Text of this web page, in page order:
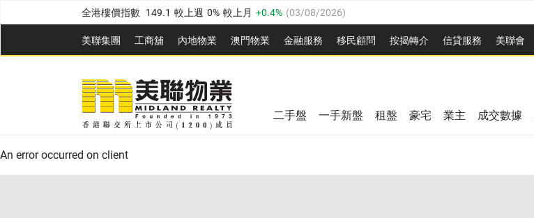
全港樓價指數 149.1 較上週 0% 較上月 0.4% (03/08/2026)
港島樓價指數 157.4 較上週 -0.3% 較上月 -0.8% (03/08/2026)
九龍樓價指數 156.4 較上週 -0.1% 較上月 0.3% (03/08/2026)
新界樓價指數 134.8 較上週 0.1%
美聯信心指數 77.1 較上週 0.7% 較上月 ( 03/08/2026
美聯集團 工商舖 內地物業 澳門物業 金融服務 移民顧問 按揭轉介 信貸服務 美聯會
全港樓價指數 149.1 較上週 0% 較上月
二手盤 一手新盤 租盤 豪宅 業主 成交數據
An error occurred on client